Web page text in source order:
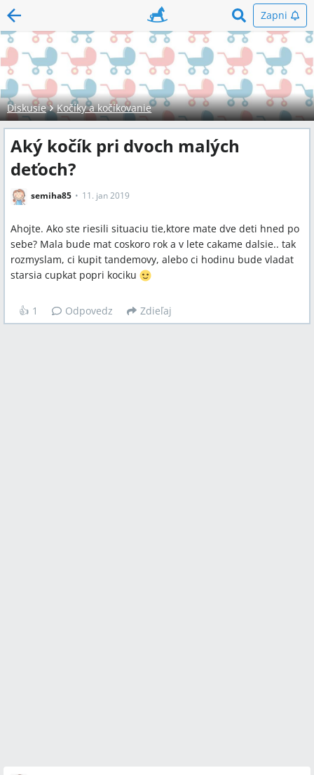
Zapni
Diskusie Kočíky a kočíkovanie
Aký kočík pri dvoch malých
deťoch?
semiha85 11. jan 2019
Ahojte. Ako ste riesili situaciu tie,ktore mate dve deti hned po
sebe? Mala bude mat coskoro rok a v lete cakame dalsie.. tak
rozmyslam, ci kupit tandemovy, alebo ci hodinu bude vladat
starsia cupkat popri kociku
👍 1 Odpovedz Zdieľaj